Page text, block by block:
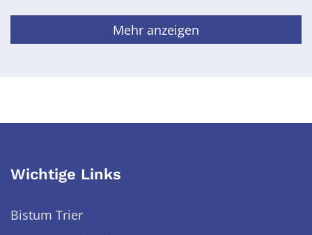
Mehr anzeigen
Wichtige Links
Bistum Trier